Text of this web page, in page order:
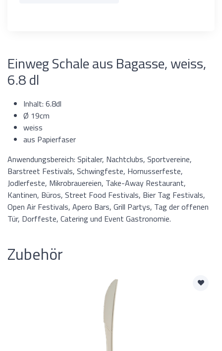
Einweg Schale aus Bagasse, weiss,
6.8 dl
Inhalt: 6.8dl
Ø 19cm
weiss
aus Papierfaser
Anwendungsbereich: Spitaler, Nachtclubs, Sportvereine,
Barstreet Festivals, Schwingfeste, Hornusserfeste,
Jodlerfeste, Mikrobrauereien, Take-Away Restaurant,
Kantinen, Büros, Street Food Festivals, Bier Tag Festivals,
Open Air Festivals, Apero Bars, Grill Partys, Tag der offenen
Tür, Dorffeste, Catering und Event Gastronomie.
Zubehör